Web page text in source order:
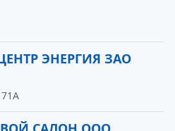
ЭНЕРГИЯ ЗАО
71А